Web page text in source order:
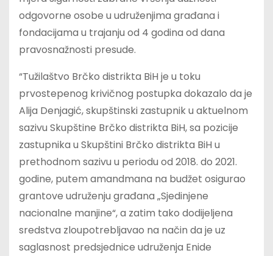
odgovorne osobe u udruženjima građana i
fondacijama u trajanju od 4 godina od dana
pravosnažnosti presude.
“Tužilaštvo Brčko distrikta BiH je u toku
prvostepenog krivičnog postupka dokazalo da je
Alija Denjagić, skupštinski zastupnik u aktuelnom
sazivu Skupštine Brčko distrikta BiH, sa pozicije
zastupnika u Skupštini Brčko distrikta BiH u
prethodnom sazivu u periodu od 2018. do 2021.
godine, putem amandmana na budžet osigurao
grantove udruženju građana „Sjedinjene
nacionalne manjine“, a zatim tako dodijeljena
sredstva zloupotrebljavao na način da je uz
saglasnost predsjednice udruženja Enide